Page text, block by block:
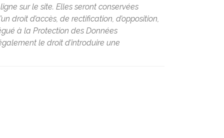
sur le site. Elles seront conservées
droit d’accès, de rectification, d’opposition,
à la Protection des Données
le droit d’introduire une